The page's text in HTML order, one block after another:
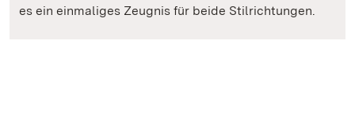
es ein einmaliges Zeugnis für beide Stilrichtungen.